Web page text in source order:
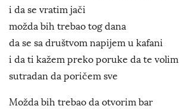
i da se vratim jači
možda bih trebao tog dana
da se sa društvom napijem u kafani
i da ti kažem preko poruke da te volim
sutradan da poričem sve
Možda bih trebao da otvorim bar